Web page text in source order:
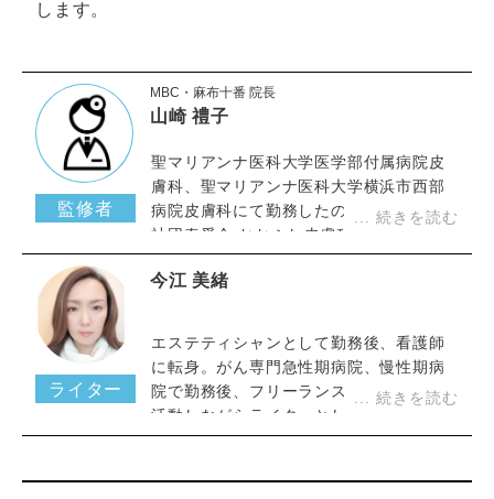
します。
MBC・麻布十番 院長
山崎 禮子
監修者
聖マリアンナ医科大学医学部付属病院皮
膚科、聖マリアンナ医科大学横浜市西部
病院皮膚科にて勤務したのち、医療法人
社団奏愛会 おおふな皮膚科など皮膚科ク
リニックにて研鑽を重ね当クリニックに
て勤務。
今江 美緒
ライター
エステティシャンとして勤務後、看護師
に転身。がん専門急性期病院、慢性期病
院で勤務後、フリーランス看護師として
活動しながらライターとして健康や美
容、医療に関する記事執筆を行う。自身
た経験を持ち、さらに美容と医療現場で